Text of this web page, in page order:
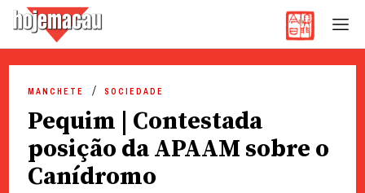
content
MANCHETE SOCIEDADE
Pequim | Contestada
posição da APAAM sobre o
Canídromo